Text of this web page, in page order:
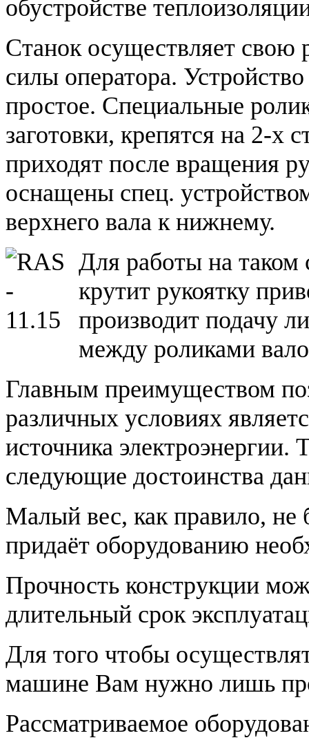
обустройстве
Станок осуществляет свою
силы оператора.
простое. Специальные
заготовки, крепятся на 2-х
приходят после вращения
оснащены спец.
верхнего вала к нижнему.
Для работы на таком
крутит рукоятку
производит подачу
между роликами
Главным преимуществом
различных условиях
источника
следующие достоинства
Малый вес, как правило, не
придаёт оборудованию
Прочность конструкции
длительный срок
Для того чтобы
машине Вам нужно лишь
Рассматриваемое